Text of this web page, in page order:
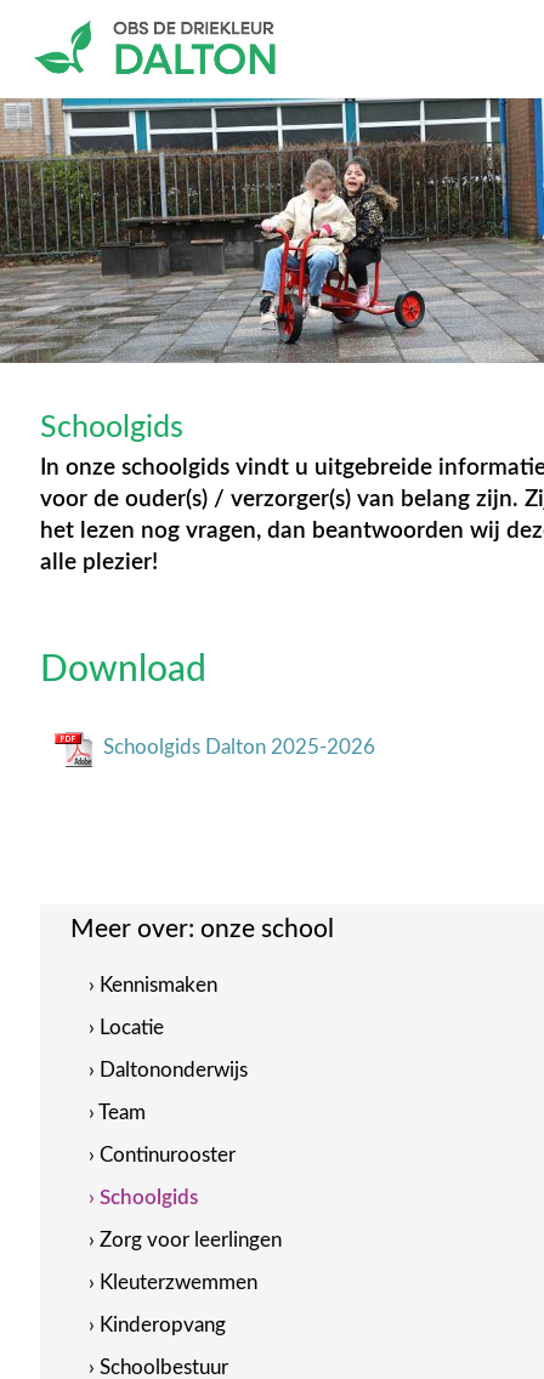
Schoolgids
In onze schoolgids vindt u uitgebreide
voor de ouder(s) / verzorger(s) van belang zijn.
het lezen nog vragen, dan beantwoorden wij
alle plezier!
Download
Schoolgids Dalton 2025-2026
Meer over:onze school
› Kennismaken
› Locatie
› Daltononderwijs
› Team
› Continurooster
› Schoolgids
› Zorg voor leerlingen
› Kleuterzwemmen
› Kinderopvang
› Schoolbestuur